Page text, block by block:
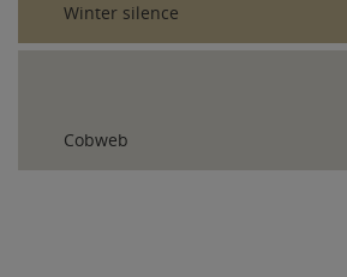
Winter silence
Cobweb